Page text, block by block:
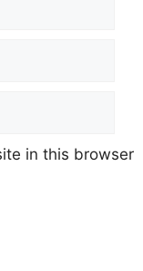
in this browser